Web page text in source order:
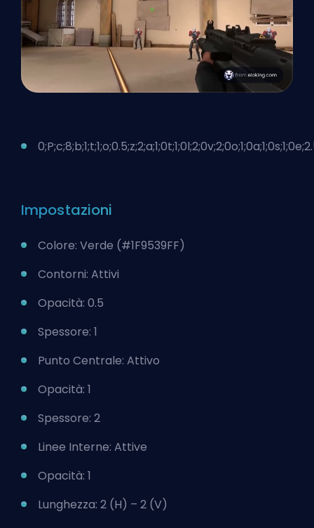
Impostazioni
Colore: Verde (#1F9539FF)
Contorni: Attivi
Opacità: 0.5
Spessore: 1
Punto Centrale: Attivo
Opacità: 1
Spessore: 2
Linee Interne: Attive
Opacità: 1
Lunghezza: 2 (H) – 2 (V)